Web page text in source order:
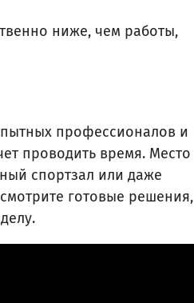
ниже, чем работы,
профессионалов и
проводить время. Место
спортзал или даже
готовые решения,